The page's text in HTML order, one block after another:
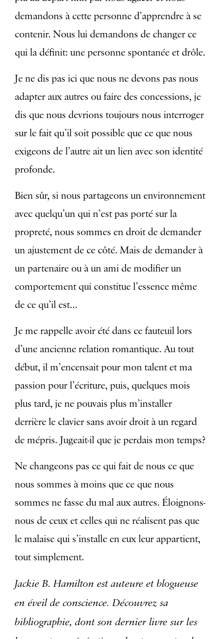
demandons à cette personne d’apprendre à se
contenir. Nous lui demandons de changer ce
qui la définit: une personne spontanée et drôle.
Je ne dis pas ici que nous ne devons pas nous
adapter aux autres ou faire des concessions, je
dis que nous devrions toujours nous interroger
sur le fait qu’il soit possible que ce que nous
exigeons de l’autre ait un lien avec son identité
profonde.
Bien sûr, si nous partageons un environnement
avec quelqu’un qui n’est pas porté sur la
propreté, nous sommes en droit de demander
un ajustement de ce côté. Mais de demander à
un partenaire ou à un ami de modifier un
comportement qui constitue l’essence même
de ce qu’il est…
Je me rappelle avoir été dans ce fauteuil lors
d’une ancienne relation romantique. Au tout
début, il m’encensait pour mon talent et ma
passion pour l’écriture, puis, quelques mois
plus tard, je ne pouvais plus m’installer
derrière le clavier sans avoir droit à un regard
de mépris. Jugeait-il que je perdais mon temps?
Ne changeons pas ce qui fait de nous ce que
nous sommes à moins que ce que nous
sommes ne fasse du mal aux autres. Éloignons-
nous de ceux et celles qui ne réalisent pas que
le malaise qui s’installe en eux leur appartient,
tout simplement.
Jackie B. Hamilton est auteure et blogueuse
en éveil de conscience. Découvrez sa
bibliographie, dont son dernier livre sur les